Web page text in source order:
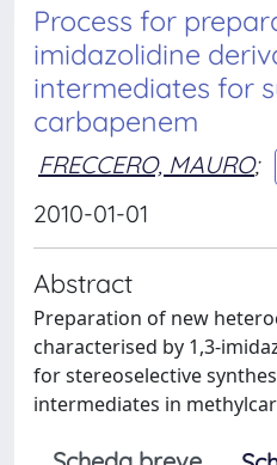
Process for
imidazolidine
intermediates for
carbapenem
FRECCERO, MAURO;
2010-01-01
Abstract
Preparation of new
characterised by 1,3-
for stereoselective
intermediates in